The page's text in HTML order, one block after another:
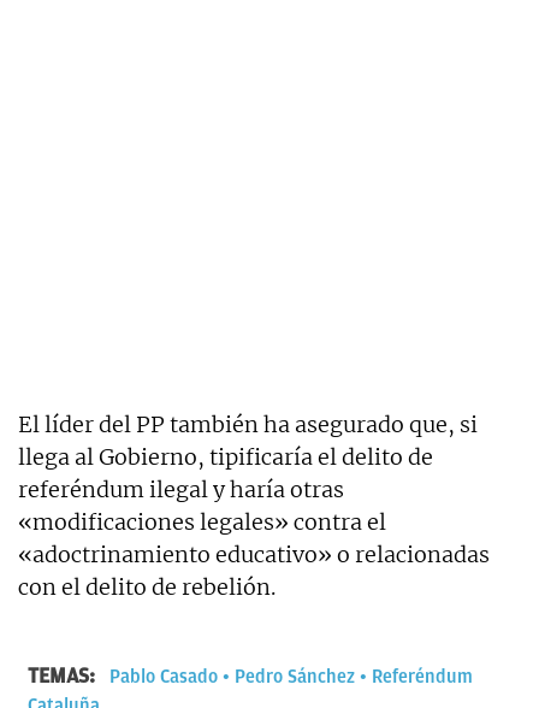
El líder del PP también ha asegurado que, si
llega al Gobierno, tipificaría el delito de
referéndum ilegal y haría otras
«modificaciones legales» contra el
«adoctrinamiento educativo» o relacionadas
con el delito de rebelión.
TEMAS: Pablo Casado Pedro Sánchez
Referéndum